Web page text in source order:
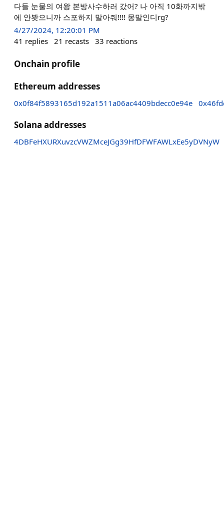
다들 눈물의 여왕 본방사수하러 갔어? 나 아직 10화까지밖
에 안봣으니까 스포하지 말아줘!!!! 몽말인디rg?
4/27/2024, 12:20:01 PM
41 replies 21 recasts 33 reactions
Onchain profile
Ethereum addresses
0x0f84f5893165d192a1511a06ac4409bdecc0e94e
Solana addresses
4DBFeHXURXuvzcVWZMceJGg39HfDFWFAWLxEe5yDVNyW